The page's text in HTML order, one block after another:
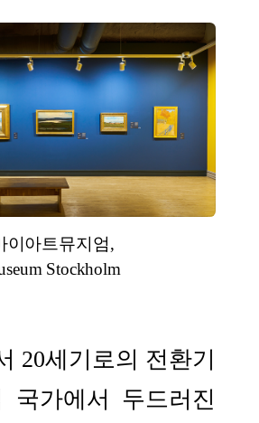
이아트뮤지엄,
Stockholm
20세기로의 전환기
국가에서 두드러진